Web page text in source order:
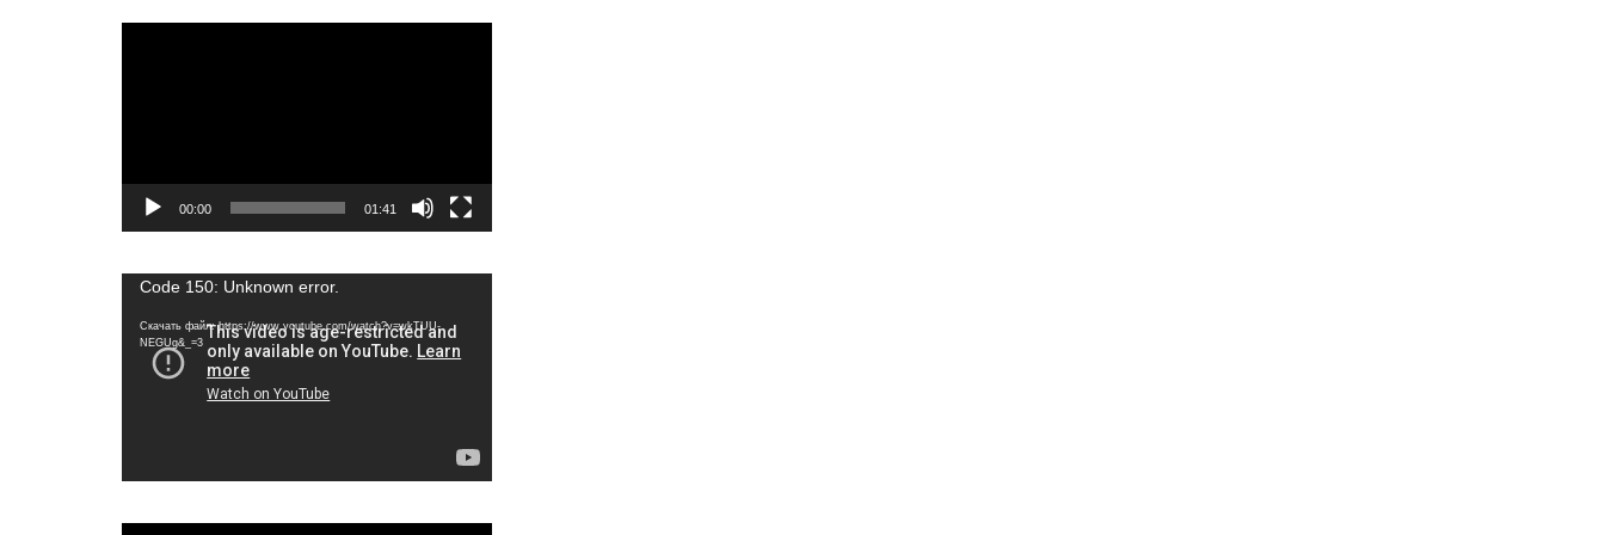
00:00 01:41
Видеоплеер
Code 150: Unknown error.
Скачать файл: https://www.youtube.com/watch?v=wkTUU-
NEGUg&_=3